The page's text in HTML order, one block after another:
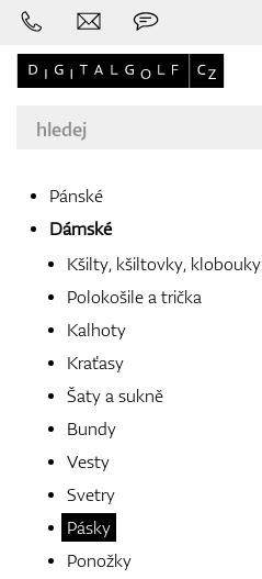
Pánské
Dámské
Kšilty, kšiltovky, klobouky
Polokošile a trička
Kalhoty
Kraťasy
Šaty a sukně
Bundy
Vesty
Svetry
Pásky
Ponožky